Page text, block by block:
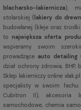
blacharsko-lakiernicza),
stolarskiej (lakiery do
budowlanej (kleje oraz
tonajwiększa oferta
wspieramy swoim
prowadząceauto detailing
dział ochrony zdrowia,
Sklep lakierniczy online
specjalisty w swoim fachu:
Cubitron II), akcesoria
samochodowe, chemia